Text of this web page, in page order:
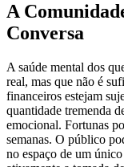
A
Conversa
A saúde mental dos
real, mas que não é
financeiros estejam
quantidade tremenda
emocional. Fortunas
semanas. O público
no espaço de um